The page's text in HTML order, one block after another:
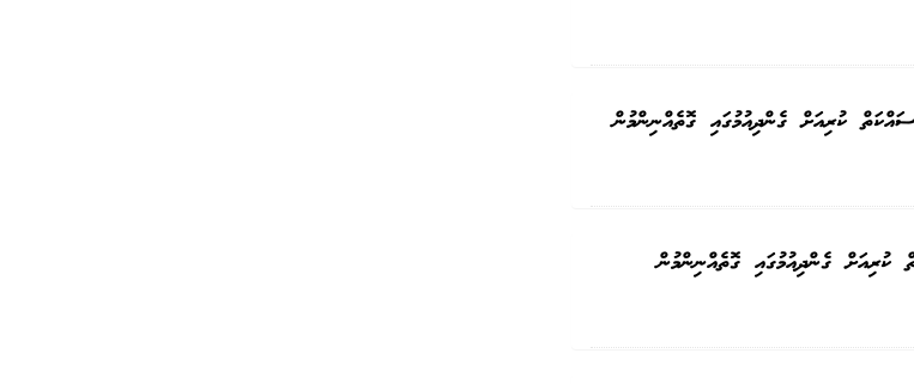
ކުރިއަށް ގެންދިއުމުގައި ގޮތެއްނިންމުން